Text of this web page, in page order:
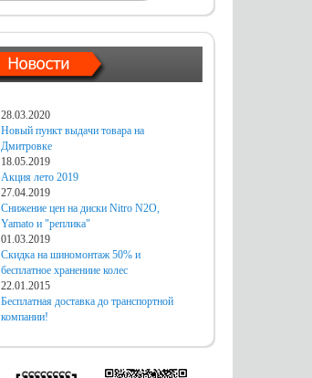
28.03.2020
Новый пункт выдачи товара на
Дмитровке
18.05.2019
Акция лето 2019
27.04.2019
Снижение цен на диски Nitro N2O,
Yamato и "реплика"
01.03.2019
Скидка на шиномонтаж 50% и
бесплатное хранениие колес
22.01.2015
Бесплатная доставка до транспортной
компании!